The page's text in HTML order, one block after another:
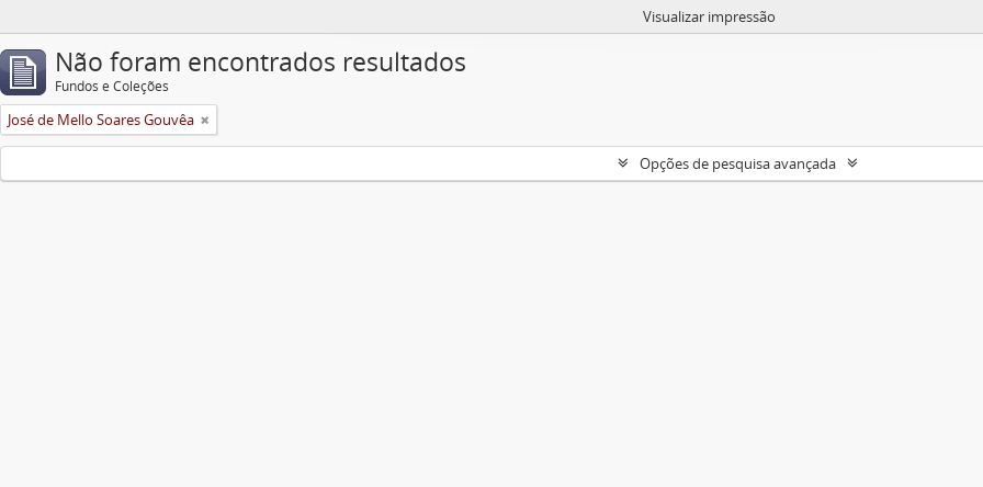
Visualizar impressão
Não foram encontrados resultados
Fundos e Coleções
José de Mello Soares Gouvêa
Opções de pesquisa avançada